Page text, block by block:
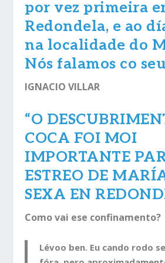
por vez primeira
Redondela, e ao
na localidade do
Nós falamos co
IGNACIO VILLAR
“O
COCA FOI MOI
IMPORTANTE
ESTREO DE
SEXA EN
Como vai ese confinamento?
Lévoo ben. Eu cando rodo